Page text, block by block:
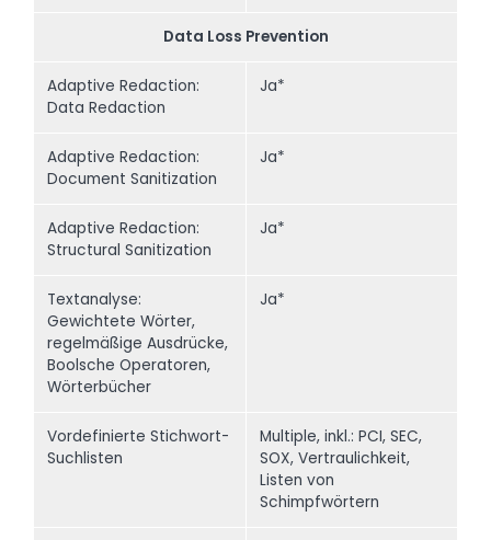
Data Loss Prevention
Adaptive Redaction:
Data Redaction
Ja*
Adaptive Redaction:
Document Sanitization
Ja*
Adaptive Redaction:
Structural Sanitization
Ja*
Textanalyse:
Gewichtete Wörter,
regelmäßige Ausdrücke,
Boolsche Operatoren,
Wörterbücher
Ja*
Vordefinierte Stichwort-
Suchlisten
Multiple, inkl.: PCI, SEC,
SOX, Vertraulichkeit,
Listen von
Schimpfwörtern